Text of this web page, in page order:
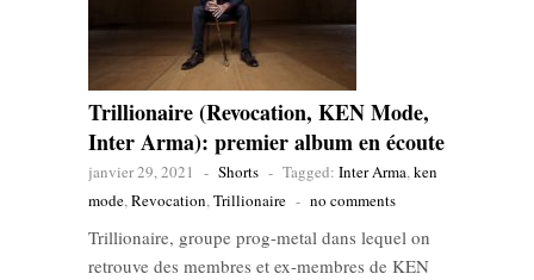
Trillionaire (Revocation, KEN Mode,
Inter Arma): premier album en écoute
janvier 29, 2021 - Shorts - Tagged: Inter Arma,ken
mode,Revocation,Trillionaire - no comments
Trillionaire, groupe prog-metal dans lequel on
retrouve des membres et ex-membres de KEN